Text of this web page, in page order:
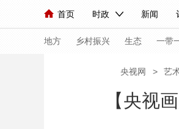
首页 时政 新闻
人民领袖习近平 联播+ 中国
直播 栏目大全 节目
海外频道 iPanda English
地方 乡村振兴 生态 一带
央视网 > 艺
【央视